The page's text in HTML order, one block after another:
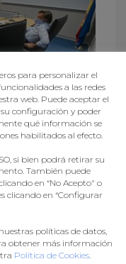
LASA
A
para personalizar el
a las redes
web. Puede aceptar el
configuración y poder
qué información se
habilitados al efecto.
si bien podrá retirar su
También puede
en “No Acepto" o
clicando en “Configurar
políticas de datos,
obtener más información
Política de Cookies.